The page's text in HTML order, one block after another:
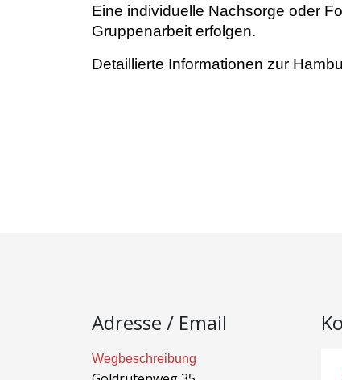
Eine individuelle Nachsorge oder
Gruppenarbeit erfolgen.
Detaillierte Informationen zur
Adresse / Email
Wegbeschreibung